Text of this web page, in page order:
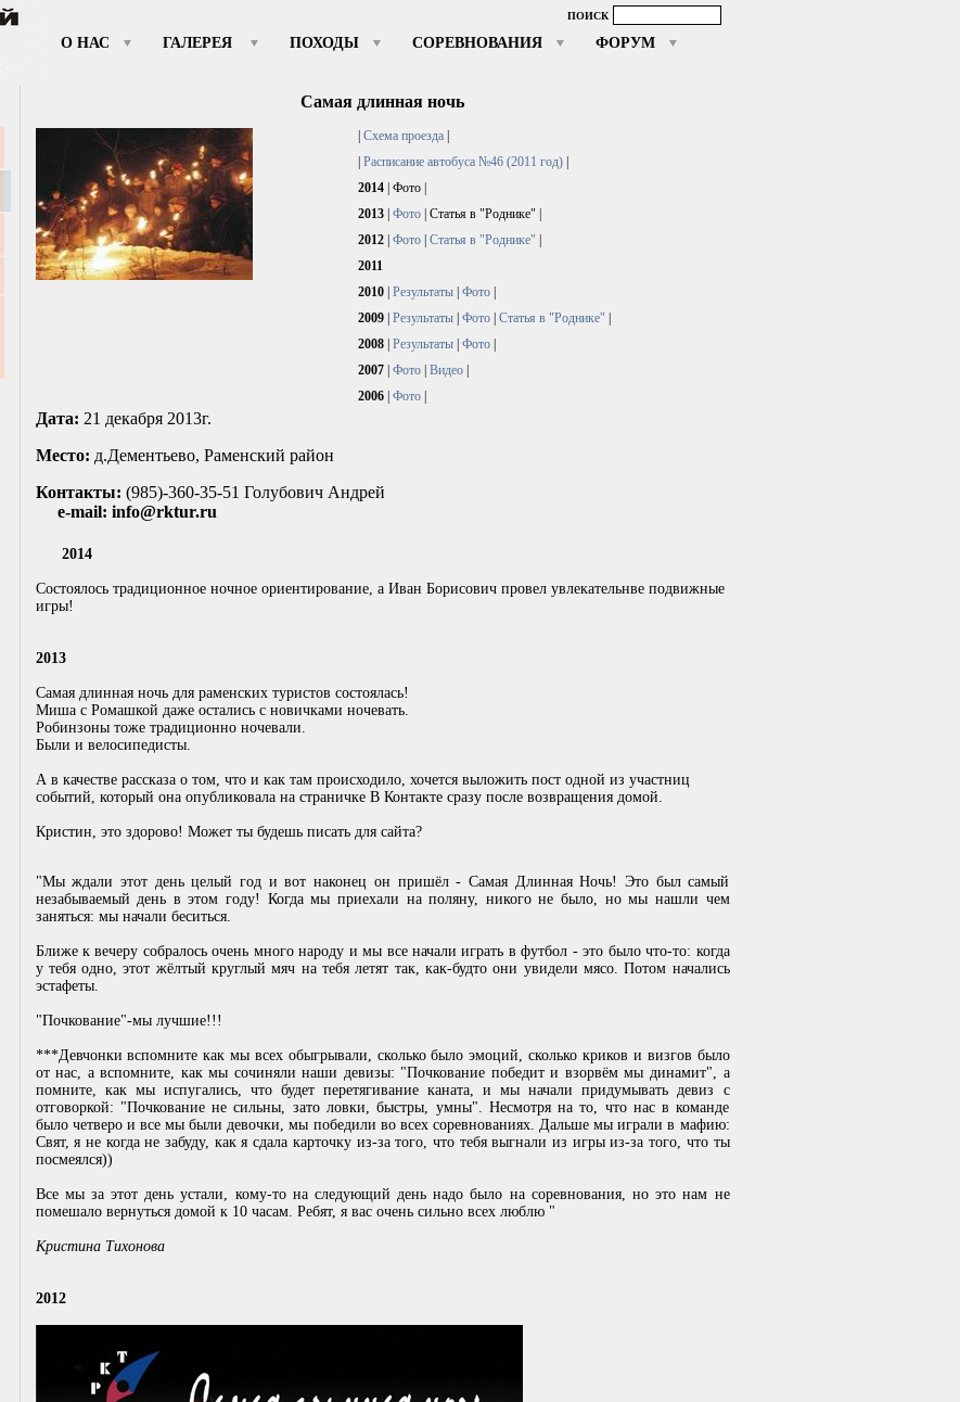
ПОИСК
О НАС ГАЛЕРЕЯ ПОХОДЫ СОРЕВНОВАНИЯ ФОРУМ
Самая длинная ночь
Схема проезда|
Расписание автобуса №46 (2011 год)|
2014| Фото|
2013| Фото| Статья в "Роднике"
2012| Фото| Статья в "Роднике"
2011
2010| Результаты| Фото|
2009| Результаты| Фото| Статья в "Роднике"
2008| Результаты| Фото|
2007| Фото| Видео|
2006| Фото|
Дата: 21 декабря 2013г.
Место: д.Дементьево, Раменский район
Контакты: (985)-360-35-51 Голубович Андрей
e-mail: info@rktur.ru
2014
Состоялось традиционное ночное ориентирование, а Иван Борисович провел увлекательнве подвижные
игры!
2013
Самая длинная ночь для раменских туристов состоялась!
Миша с Ромашкой даже остались с новичками ночевать.
Робинзоны тоже традиционно ночевали.
Были и велосипедисты.
А в качестве рассказа о том, что и как там происходило, хочется выложить пост одной из участниц
событий, который она опубликовала на страничке В Контакте сразу после возвращения домой.
Кристин, это здорово! Может ты будешь писать для сайта?
"Мы ждали этот день целый год и вот наконец он пришёл - Самая Длинная Ночь! Это был самый
незабываемый день в этом году! Когда мы приехали на поляну, никого не было, но мы нашли чем
заняться: мы начали беситься.
Ближе к вечеру собралось очень много народу и мы все начали играть в футбол - это было что-то: когда
у тебя одно, этот жёлтый круглый мяч на тебя летят так, как-будто они увидели мясо. Потом начались
эстафеты.
"Почкование"-мы лучшие!!!
***Девчонки вспомните как мы всех обыгрывали, сколько было эмоций, сколько криков и визгов было
от нас, а вспомните, как мы сочиняли наши девизы: "Почкование победит и взорвём мы динамит", а
помните, как мы испугались, что будет перетягивание каната, и мы начали придумывать девиз с
отговоркой: "Почкование не сильны, зато ловки, быстры, умны". Несмотря на то, что нас в команде
было четверо и все мы были девочки, мы победили во всех соревнованиях. Дальше мы играли в мафию:
Свят, я не когда не забуду, как я сдала карточку из-за того, что тебя выгнали из игры из-за того, что ты
посмеялся))
Все мы за этот день устали, кому-то на следующий день надо было на соревнования, но это нам не
помешало вернуться домой к 10 часам. Ребят, я вас очень сильно всех люблю "
Кристина Тихонова
2012